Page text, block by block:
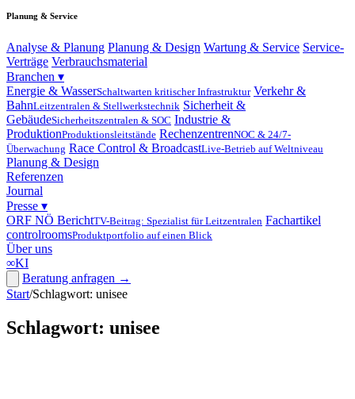
Planung & Service
Analyse & Planung Planung & Design Wartung & Service Service-
Verträge Verbrauchsmaterial
Branchen ▾
Energie & WasserSchaltwarten kritischer Infrastruktur Verkehr &
BahnLeitzentralen & Stellwerkstechnik Sicherheit &
GebäudeSicherheitszentralen & SOC Industrie &
ProduktionProduktionsleitstände RechenzentrenNOC & 24/7-
Überwachung Race Control & BroadcastLive-Betrieb auf Weltniveau
Planung & Design
Referenzen
Journal
Presse ▾
ORF NÖ BerichtTV-Beitrag: Spezialist für Leitzentralen Fachartikel
controlroomsProduktportfolio auf einen Blick
Über uns
∞KI
Beratung anfragen →
Start/Schlagwort: unisee
Schlagwort: unisee